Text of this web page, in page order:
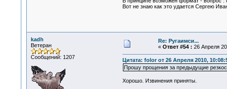
Вот не знаю как это удается Сергею
kadh
Ветеран
Сообщений: 1207
Re: Ругаимси...
« Ответ #54 : 26 Апреля
Цитата: folor от 26 Апреля 2010,
Прошу прощения за предыдущие
Хорошо. Извинения приняты.